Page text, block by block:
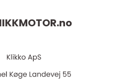
no